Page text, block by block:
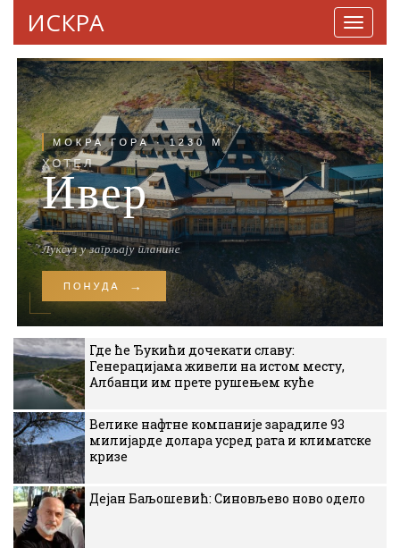
ИСКРА
Где ће Ђукићи дочекати славу:
Генерацијама живели на истом месту,
Албанци им прете рушењем куће
Велике нафтне компаније зарадиле 93
милијарде долара усред рата и климатске
кризе
Дејан Баљошевић: Синовљево ново одело